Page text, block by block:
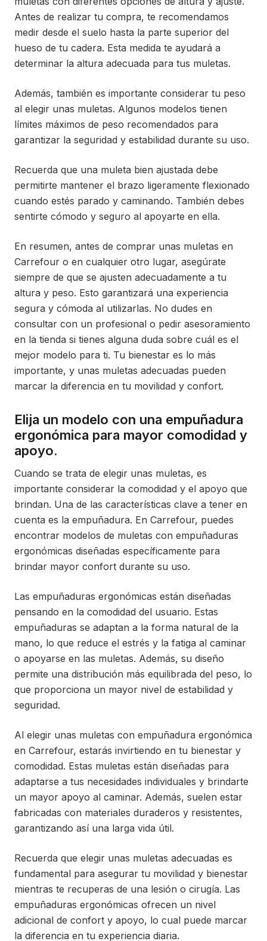
Antes de realizar tu compra, te recomendamos
medir desde el suelo hasta la parte superior del
hueso de tu cadera. Esta medida te ayudará a
determinar la altura adecuada para tus muletas.
Además, también es importante considerar tu peso
al elegir unas muletas. Algunos modelos tienen
límites máximos de peso recomendados para
garantizar la seguridad y estabilidad durante su uso.
Recuerda que una muleta bien ajustada debe
permitirte mantener el brazo ligeramente flexionado
cuando estés parado y caminando. También debes
sentirte cómodo y seguro al apoyarte en ella.
En resumen, antes de comprar unas muletas en
Carrefour o en cualquier otro lugar, asegúrate
siempre de que se ajusten adecuadamente a tu
altura y peso. Esto garantizará una experiencia
segura y cómoda al utilizarlas. No dudes en
consultar con un profesional o pedir asesoramiento
en la tienda si tienes alguna duda sobre cuál es el
mejor modelo para ti. Tu bienestar es lo más
importante, y unas muletas adecuadas pueden
marcar la diferencia en tu movilidad y confort.
Elija un modelo con una empuñadura
ergonómica para mayor comodidad y
apoyo.
Cuando se trata de elegir unas muletas, es
importante considerar la comodidad y el apoyo que
brindan. Una de las características clave a tener en
cuenta es la empuñadura. En Carrefour, puedes
encontrar modelos de muletas con empuñaduras
ergonómicas diseñadas específicamente para
brindar mayor confort durante su uso.
Las empuñaduras ergonómicas están diseñadas
pensando en la comodidad del usuario. Estas
empuñaduras se adaptan a la forma natural de la
mano, lo que reduce el estrés y la fatiga al caminar
o apoyarse en las muletas. Además, su diseño
permite una distribución más equilibrada del peso, lo
que proporciona un mayor nivel de estabilidad y
seguridad.
Al elegir unas muletas con empuñadura ergonómica
en Carrefour, estarás invirtiendo en tu bienestar y
comodidad. Estas muletas están diseñadas para
adaptarse a tus necesidades individuales y brindarte
un mayor apoyo al caminar. Además, suelen estar
fabricadas con materiales duraderos y resistentes,
garantizando así una larga vida útil.
Recuerda que elegir unas muletas adecuadas es
fundamental para asegurar tu movilidad y bienestar
mientras te recuperas de una lesión o cirugía. Las
empuñaduras ergonómicas ofrecen un nivel
adicional de confort y apoyo, lo cual puede marcar
la diferencia en tu experiencia diaria.